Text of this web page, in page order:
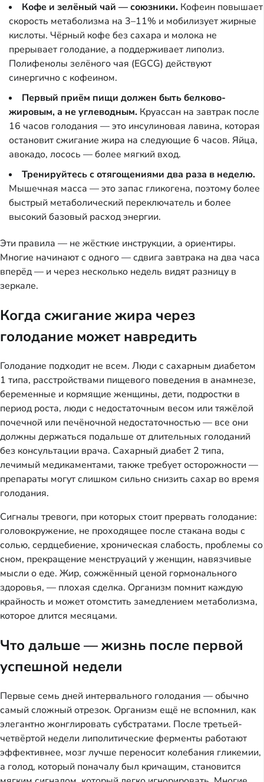
Кофе и зелёный чай — союзники. Кофеин повышает
скорость метаболизма на 3–11% и мобилизует жирные
кислоты. Чёрный кофе без сахара и молока не
прерывает голодание, а поддерживает липолиз.
Полифенолы зелёного чая (EGCG) действуют
синергично с кофеином.
Первый приём пищи должен быть белково-
жировым, а не углеводным. Круассан на завтрак после
16 часов голодания — это инсулиновая лавина, которая
остановит сжигание жира на следующие 6 часов. Яйца,
авокадо, лосось — более мягкий вход.
Тренируйтесь с отягощениями два раза в неделю.
Мышечная масса — это запас гликогена, поэтому более
быстрый метаболический переключатель и более
высокий базовый расход энергии.
Эти правила — не жёсткие инструкции, а ориентиры.
Многие начинают с одного — сдвига завтрака на два часа
вперёд — и через несколько недель видят разницу в
зеркале.
Когда сжигание жира через
голодание может навредить
Голодание подходит не всем. Люди с сахарным диабетом
1 типа, расстройствами пищевого поведения в анамнезе,
беременные и кормящие женщины, дети, подростки в
период роста, люди с недостаточным весом или тяжёлой
почечной или печёночной недостаточностью — все они
должны держаться подальше от длительных голоданий
без консультации врача. Сахарный диабет 2 типа,
лечимый медикаментами, также требует осторожности —
препараты могут слишком сильно снизить сахар во время
голодания.
Сигналы тревоги, при которых стоит прервать голодание:
головокружение, не проходящее после стакана воды с
солью, сердцебиение, хроническая слабость, проблемы со
сном, прекращение менструаций у женщин, навязчивые
мысли о еде. Жир, сожжённый ценой гормонального
здоровья, — плохая сделка. Организм помнит каждую
крайность и может отомстить замедлением метаболизма,
которое длится месяцами.
Что дальше — жизнь после первой
успешной недели
Первые семь дней интервального голодания — обычно
самый сложный отрезок. Организм ещё не вспомнил, как
элегантно жонглировать субстратами. После третьей-
четвёртой недели липолитические ферменты работают
эффективнее, мозг лучше переносит колебания гликемии,
а голод, который поначалу был кричащим, становится